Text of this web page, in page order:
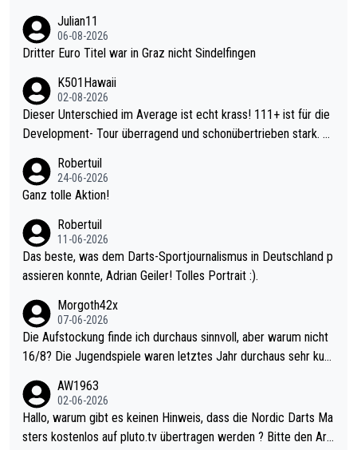
Julian11
06-08-2026
Dritter Euro Titel war in Graz nicht Sindelfingen
K501Hawaii
02-08-2026
Dieser Unterschied im Average ist echt krass! 111+ ist für die
Development- Tour überragend und schonübertrieben stark. U
mal 40+ erst recht. Da gewinnst keinen Blumentopf - ist ja noc
h krasser wie ein Pokalspiel eines Kreisligisten vs einem Bund
Robertuil
24-06-2026
Ganz tolle Aktion!
Robertuil
11-06-2026
Das beste, was dem Darts-Sportjournalismus in Deutschland p
assieren konnte, Adrian Geiler! Tolles Portrait :).
Morgoth42x
07-06-2026
Die Aufstockung finde ich durchaus sinnvoll, aber warum nicht
16/8? Die Jugendspiele waren letztes Jahr durchaus sehr kurz
Allerdings ist Mitchell Lawrie als Nummer 1 der Welt eh qualifi
ziert. Somit ändert die automatische Qualifikation des Weltmei
sters erstmal nichts. Ich denke sie wollen damit für nächstes J
AW1963
02-06-2026
Hallo, warum gibt es keinen Hinweis, dass die Nordic Darts Ma
sters kostenlos auf pluto.tv übertragen werden ? Bitte den Arti